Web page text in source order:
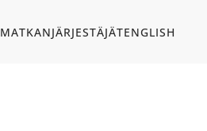
MATKANJÄRJESTÄJÄTENGLISH